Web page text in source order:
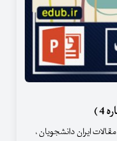
)
ایران دانشجویان ،